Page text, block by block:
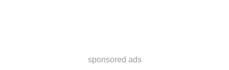
sponsored ads